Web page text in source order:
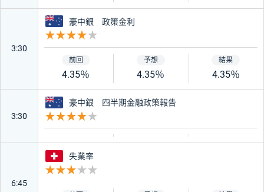
3:30
オーストラリア
豪中銀 政策金利
4.35％ 4.35％ 4.35％
3:30
オーストラリア
豪中銀 四半期金融政策報告
6:45
スイス
失業率